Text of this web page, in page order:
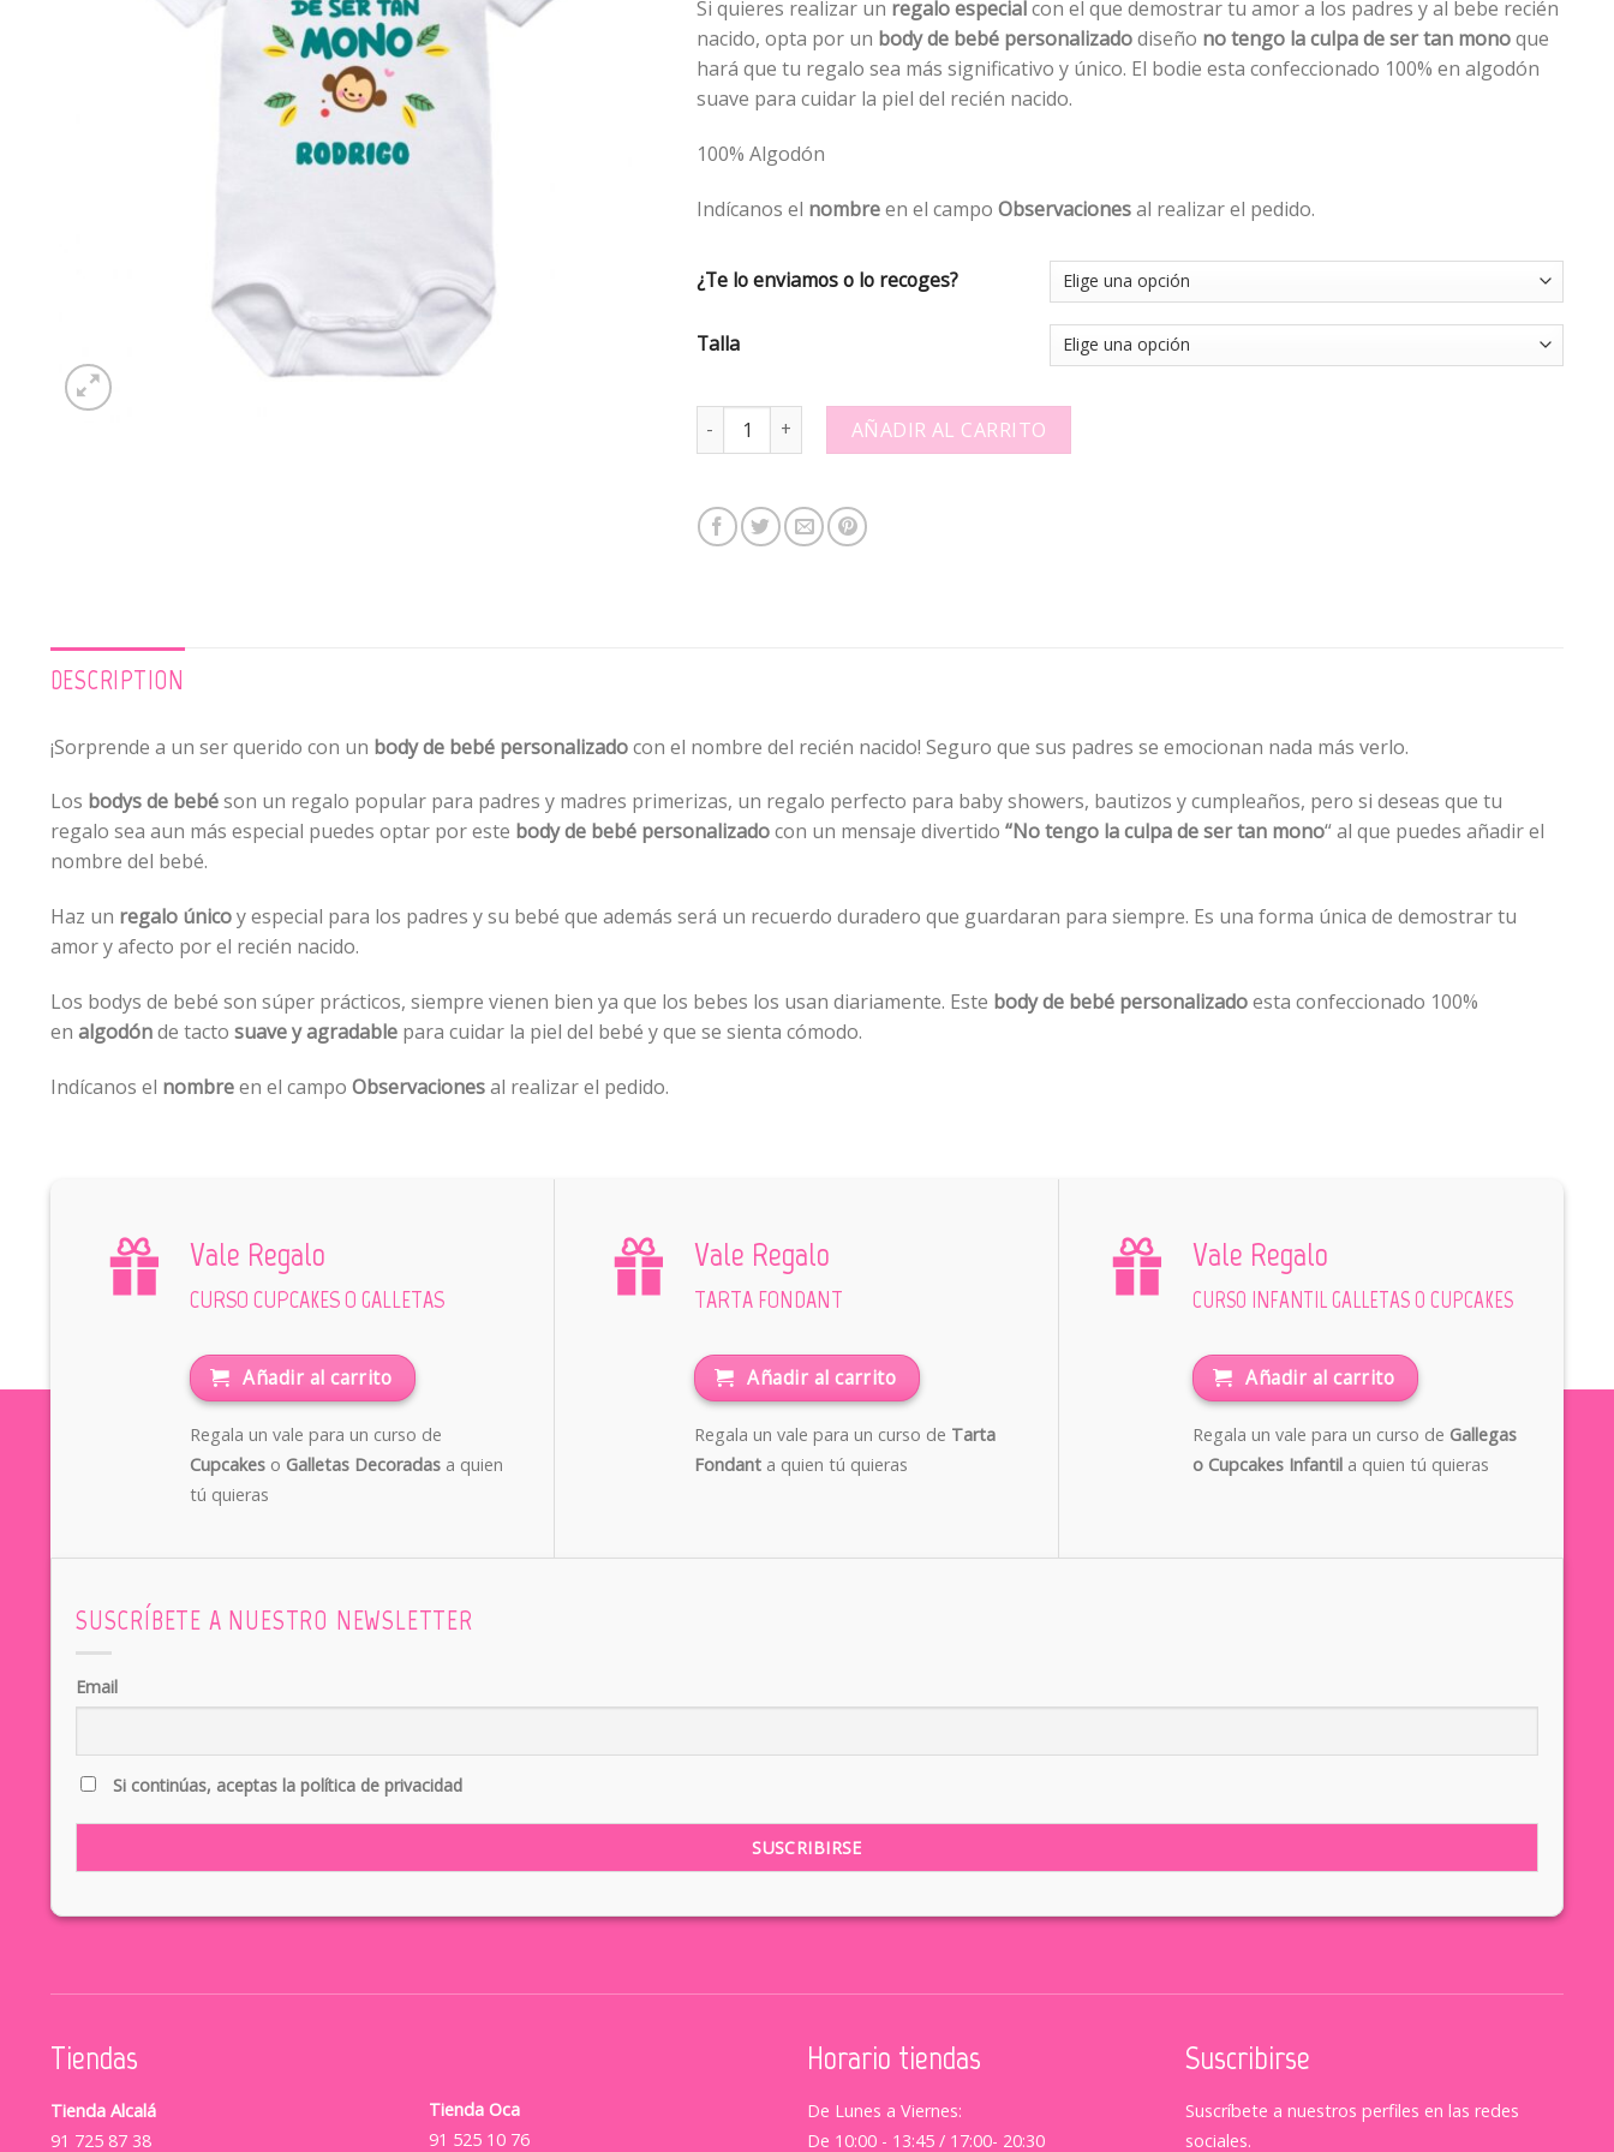
Si quieres realizar un regalo especialcon el que demostrar tu amor a los padres y al bebe recién
nacido, opta por un body de bebé personalizadodiseño no tengo la culpa de ser tan monoque
hará que tu regalo sea más significativo y único. El bodie esta confeccionado 100% en algodón
suave para cuidar la piel del recién nacido.
100% Algodón
Indícanos el nombreen el campo Observacionesal realizar el pedido.
¿Te lo enviamos o lo recoges?
Talla
Body personalizado - Monito - 704325 quantity
AÑADIR AL CARRITO
DESCRIPTION
¡Sorprende a un ser querido con un body de bebé personalizadocon el nombre del recién nacido! Seguro que sus padres se emocionan nada más verlo.
Los bodys de bebéson un regalo popular para padres y madres primerizas, un regalo perfecto para baby showers, bautizos y cumpleaños, pero si deseas que tu
regalo sea aun más especial puedes optar poreste body de bebé personalizadocon un mensaje divertido “No tengo la culpa de ser tan mono“al que puedes añadir el
nombre del bebé.
Haz un regalo únicoy especial para los padres y su bebé que además será un recuerdo duradero que guardaran para siempre. Es una forma única de demostrar tu
amor y afecto por el recién nacido.
Los bodys de bebé son súper prácticos, siempre vienen bien ya que los bebes los usan diariamente. Este body de bebé personalizadoesta confeccionado 100%
en algodónde tacto suave y agradable para cuidar la piel del bebé y que se sienta cómodo.
Indícanos el nombreen el campo Observacionesal realizar el pedido.
Vale Regalo
CURSO CUPCAKES O GALLETAS
Añadir al carrito
Regala un vale para un curso de
Cupcakes o Galletas Decoradas a quien
tú quieras
Vale Regalo
TARTA FONDANT
Añadir al carrito
Regala un vale para un curso de Tarta
Fondant a quien tú quieras
Vale Regalo
CURSO INFANTIL GALLETAS O CUPCAKES
Añadir al carrito
Regala un vale para un curso de Gallegas
o Cupcakes Infantil a quien tú quieras
SUSCRÍBETE A NUESTRO NEWSLETTER
Email
Si continúas, aceptas la política de privacidad
Tiendas
Tienda Alcalá
91 725 87 38
Tienda Oca
91 525 10 76
Horario tiendas
De Lunes a Viernes:
De 10:00 - 13:45 / 17:00- 20:30
Suscribirse
Suscríbete a nuestros perfiles en las redes
sociales.